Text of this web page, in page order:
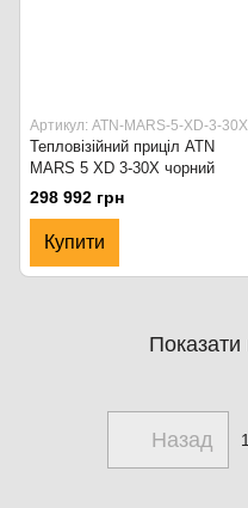
Артикул: ATN-MARS-5-XD-3-30X
Тепловізійний приціл ATN
MARS 5 XD 3-30X чорний
298 992 грн
Купити
Показати
Назад 1